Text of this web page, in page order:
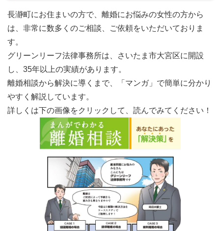
長瀞町にお住まいの方で、離婚にお悩みの女性の方から
は、非常に数多くのご相談、ご依頼をいただいておりま
す。
グリーンリーフ法律事務所は、さいたま市大宮区に開設
し、35年以上の実績があります。
離婚相談から解決に導くまで、「マンガ」で簡単に分かり
やすく解説しています。
詳しくは下の画像をクリックして、読んでみてください！